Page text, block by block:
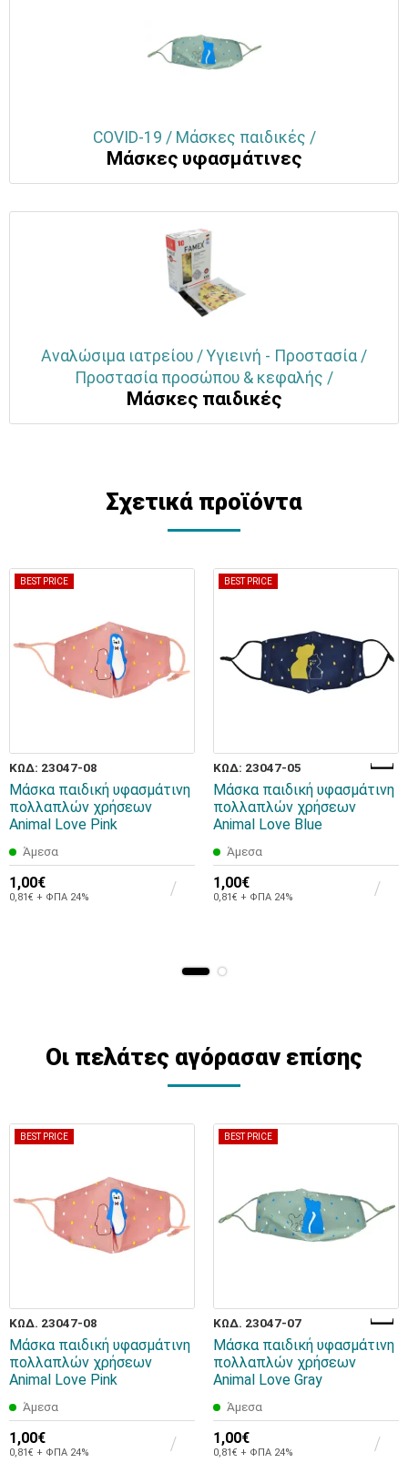
COVID-19 / Μάσκες παιδικές /
Μάσκες υφασμάτινες
Αναλώσιμα ιατρείου / Υγιεινή - Προστασία /
Προστασία προσώπου & κεφαλής /
Μάσκες παιδικές
Σχετικά προϊόντα
BEST PRICE
ΚΩΔ: 23047-08
Μάσκα παιδική υφασμάτινη
πολλαπλών χρήσεων
Animal Love Pink
Άμεσα
1,00€
0,81€ + ΦΠΑ 24%
BEST PRICE
ΚΩΔ: 23047-05
Μάσκα παιδική υφασμάτινη
πολλαπλών χρήσεων
Animal Love Blue
Άμεσα
1,00€
0,81€ + ΦΠΑ 24%
Οι πελάτες αγόρασαν επίσης
BEST PRICE
ΚΩΔ. 23047-08
Μάσκα παιδική υφασμάτινη
πολλαπλών χρήσεων
Animal Love Pink
Άμεσα
1,00€
0,81€ + ΦΠΑ 24%
BEST PRICE
ΚΩΔ. 23047-07
Μάσκα παιδική υφασμάτινη
πολλαπλών χρήσεων
Animal Love Gray
Άμεσα
1,00€
0,81€ + ΦΠΑ 24%